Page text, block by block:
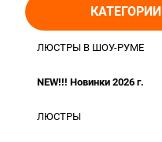
КАТЕГОРИИ
ЛЮСТРЫ В ШОУ-РУМЕ
NEW!!! Новинки 2026 г.
ЛЮСТРЫ